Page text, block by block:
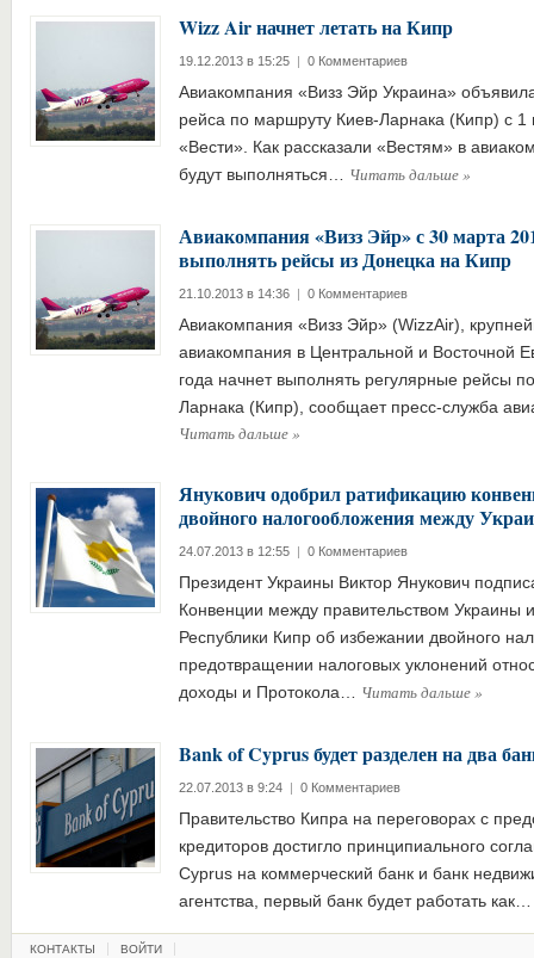
Wizz Air начнет летать на Кипр
19.12.2013 в 15:25 | 0 Комментариев
Авиакомпания «Визз Эйр Украина»
рейса по маршруту Киев-Ларнака (Кипр) с 1
«Вести». Как рассказали «Вестям» в
будут выполняться… Читать дальше»
Авиакомпания «Визз Эйр» с 30 марта
выполнять рейсы из Донецка на Кипр
21.10.2013 в 14:36 | 0 Комментариев
Авиакомпания «Визз Эйр» (WizzAir),
авиакомпания в Центральной и Восточной
года начнет выполнять регулярные рейсы
Ларнака (Кипр), сообщает пресс-служба
Читать дальше»
Янукович одобрил ратификацию
двойного налогообложения между
24.07.2013 в 12:55 | 0 Комментариев
Президент Украины Виктор Янукович
Конвенции между правительством Украины
Республики Кипр об избежании двойного
предотвращении налоговых уклонений
доходы и Протокола… Читать дальше»
Bank of Cyprus будет разделен на два
22.07.2013 в 9:24 | 0 Комментариев
Правительство Кипра на переговорах с
кредиторов достигло принципиального
Cyprus на коммерческий банк и банк
агентства, первый банк будет работать
КОНТАКТЫ ВОЙТИ